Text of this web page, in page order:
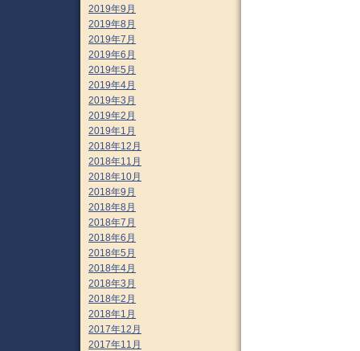
2019年9月
2019年8月
2019年7月
2019年6月
2019年5月
2019年4月
2019年3月
2019年2月
2019年1月
2018年12月
2018年11月
2018年10月
2018年9月
2018年8月
2018年7月
2018年6月
2018年5月
2018年4月
2018年3月
2018年2月
2018年1月
2017年12月
2017年11月